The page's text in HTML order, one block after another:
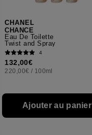
CHANEL
CHANCE
Eau De Toilette
Twist and Spray
4
132,00€
220,00€ / 100ml
Ajouter au panier